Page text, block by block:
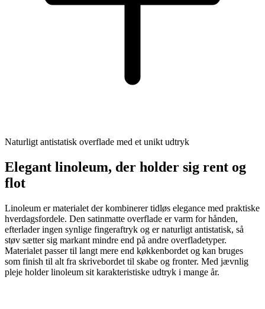
Naturligt antistatisk overflade med et unikt udtryk
Elegant linoleum, der holder sig rent og
flot
Linoleum er materialet der kombinerer tidløs elegance med praktiske
hverdagsfordele. Den satinmatte overflade er varm for hånden,
efterlader ingen synlige fingeraftryk og er naturligt antistatisk, så
støv sætter sig markant mindre end på andre overfladetyper.
Materialet passer til langt mere end køkkenbordet og kan bruges
som finish til alt fra skrivebordet til skabe og fronter. Med jævnlig
pleje holder linoleum sit karakteristiske udtryk i mange år.